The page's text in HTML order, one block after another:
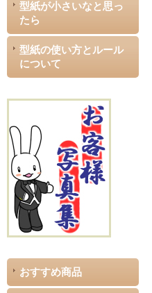
型紙が小さいなと思っ
たら
型紙の使い方とルール
について
おすすめ商品